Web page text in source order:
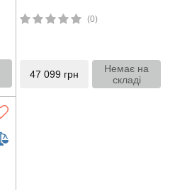
(0)
47 099 грн
Немає на
складі